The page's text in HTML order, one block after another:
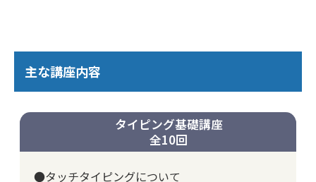
主な講座内容
タイピング基礎講座
全10回
●タッチタイピングについて